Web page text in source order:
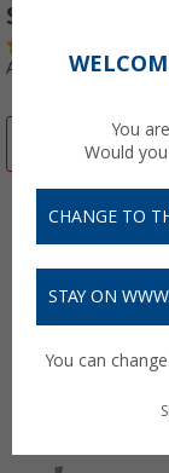
Art.-Nr.: 705670
You
Would
CHANGE TO
STAY ON
You can